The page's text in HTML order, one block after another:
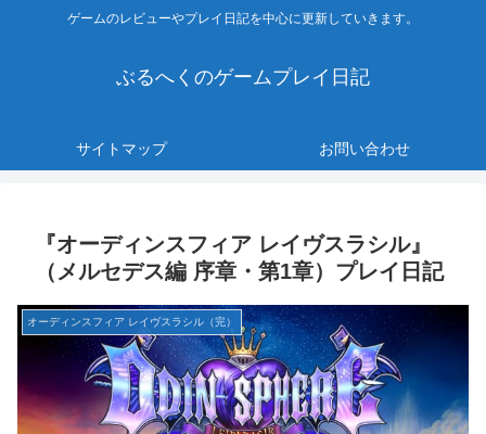
ゲームのレビューやプレイ日記を中心に更新していきます。
ぶるへくのゲームプレイ日記
サイトマップ お問い合わせ
『オーディンスフィア レイヴスラシル』
（メルセデス編 序章・第1章）プレイ日記
オーディンスフィア レイヴスラシル（完）